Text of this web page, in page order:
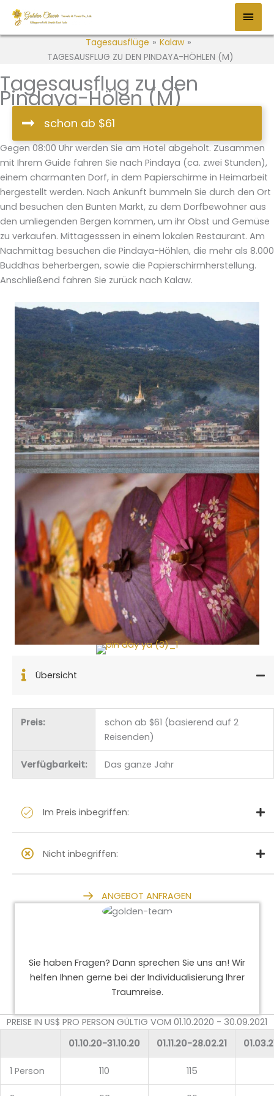
Zum
Inhalt
springen
Tagesausflüge » Kalaw »
TAGESAUSFLUG ZU DEN PINDAYA-HÖHLEN (M)
Tagesausflug zu den
Pindaya-Hölen (M)
schon ab $61
Gegen 08:00 Uhr werden Sie am Hotel abgeholt. Zusammen
mit Ihrem Guide fahren Sie nach Pindaya (ca. zwei Stunden),
einem charmanten Dorf, in dem Papierschirme in Heimarbeit
hergestellt werden. Nach Ankunft bummeln Sie durch den Ort
und besuchen den Bunten Markt, zu dem Dorfbewohner aus
den umliegenden Bergen kommen, um ihr Obst und Gemüse
zu verkaufen. Mittagesssen in einem lokalen Restaurant. Am
Nachmittag besuchen die Pindaya-Höhlen, die mehr als 8.000
Buddhas beherbergen, sowie die Papierschirmherstellung.
Anschließend fahren Sie zurück nach Kalaw.
Übersicht
Preis:
schon ab $61 (basierend auf 2
Reisenden)
Verfügbarkeit: Das ganze Jahr
Im Preis inbegriffen:
Nicht inbegriffen:
ANGEBOT ANFRAGEN
Sie haben Fragen? Dann sprechen Sie uns an! Wir
helfen Ihnen gerne bei der Individualisierung Ihrer
Traumreise.
PREISE IN US$ PRO PERSON GÜLTIG VOM 01.10.2020 - 30.09.2021
01.10.20-31.10.20
01.11.20-28.02.21
1 Person 110 115